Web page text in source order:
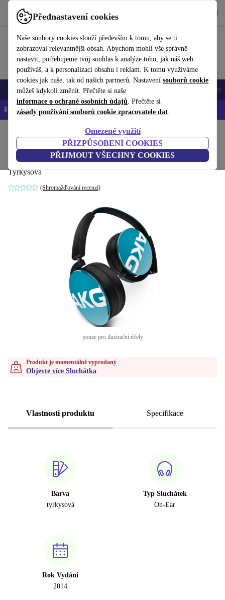
Přednastavení cookies
Naše soubory cookies slouží především k tomu, aby se ti
zobrazoval relevantnější obsah. Abychom mohli vše správně
nastavit, potřebujeme tvůj souhlas k analýze toho, jak náš web
používáš, a k personalizaci obsahu i reklam. K tomu využíváme
cookies jak naše, tak od našich partnerů. Nastavení souborů cookie
můžeš kdykoli změnit. Přečtěte si naše
informace o ochraně osobních údajů. Přečtěte si
zásady používání souborů cookie zpracovatele dat.
Omezené využití
PŘIZPŮSOBENÍ COOKIES
PŘIJMOUT VŠECHNY COOKIES
Používejte refurbed rychle a snadno
Mobily a smartphony Notebooky Tablety Doplňky
📱 -5 % NAVÍC na všechny iPhony – kód: IPHONEDEAL-
Sluchátka
AKG Y50
Tyrkysová
(Shromažďování recenzí)
pouze pro ilustrační účely
Produkt je momentálně vyprodaný
Objevte více Sluchátka
Vlastnosti produktu Specifikace
Barva
tyrkysová
Typ Sluchátek
On-Ear
Rok Vydání
2014